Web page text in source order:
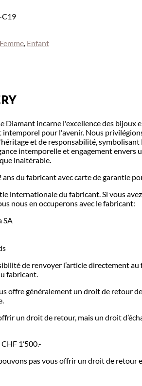
Femme, Enfant
Diamant incarne l'excellence des
intemporel pour l'avenir. Nous
et de responsabilité,
intemporelle et engagement envers
inaltérable.
du fabricant avec carte de garantie
internationale du fabricant. Si vous
nous en occuperons avec le fabricant:
SA
de renvoyer l’article directement
fabricant.
offre généralement un droit de retour
un droit de retour, mais un droit
1’500.-
pas vous offrir un droit de retour